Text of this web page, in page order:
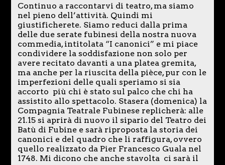
Continuo a raccontarvi di teatro, ma siamo
nel pieno dell’attività. Quindi mi
giustificherete. Siamo reduci dalla prima
delle due serate fubinesi della nostra nuova
commedia, intitolata “I canonici” e mi piace
condividere la soddisfazione non solo per
avere recitato davanti a una platea gremita,
ma anche per la riuscita della pièce, pur con le
imperfezioni delle quali speriamo si sia
accorto più chi è stato sul palco che chi ha
assistito allo spettacolo. Stasera (domenica) la
Compagnia Teatrale Fubinese replicherà: alle
21.15 si aprirà di nuovo il sipario del Teatro dei
Batù di Fubine e sarà riproposta la storia dei
canonici e del quadro che li raffigura, ovvero
quello realizzato da Pier Francesco Guala nel
1748. Mi dicono che anche stavolta ci sarà il